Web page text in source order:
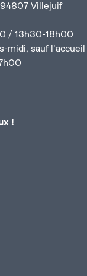
Villejuif
/ 13h30-18h00
midi, sauf
!